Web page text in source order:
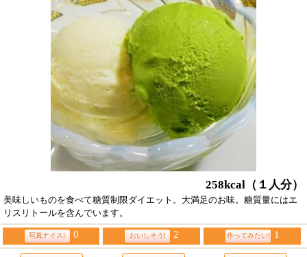
258kcal （１人分）
美味しいものを食べて糖質制限ダイエット。大満足のお味。糖質量にはエ
リスリトールを含んでいます。
写真ナイス! 0 おいしそう! 2 作ってみたい! 1